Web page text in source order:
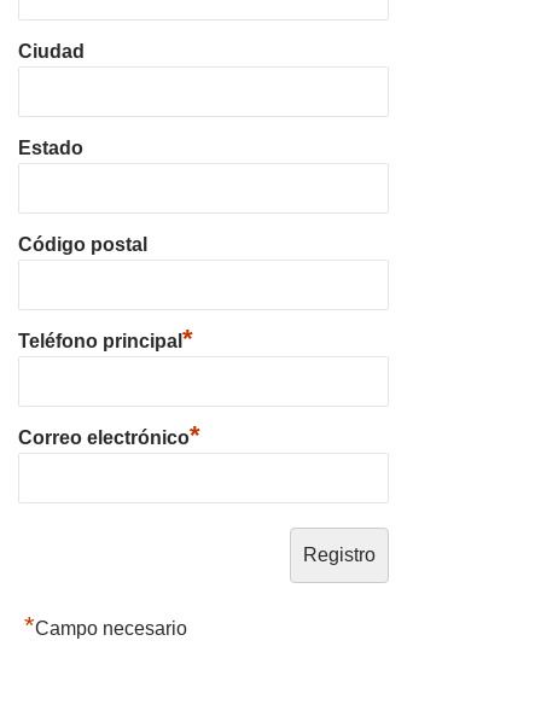
Ciudad
Estado
Código postal
Teléfono principal *
Correo electrónico*
*Campo necesario